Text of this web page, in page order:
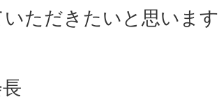
いただきたいと思いま